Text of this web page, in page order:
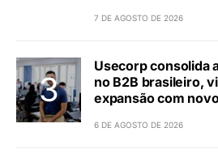
7 DE AGOSTO DE 2026
Usecorp consolida
no B2B brasileiro,
expansão com
6 DE AGOSTO DE 2026